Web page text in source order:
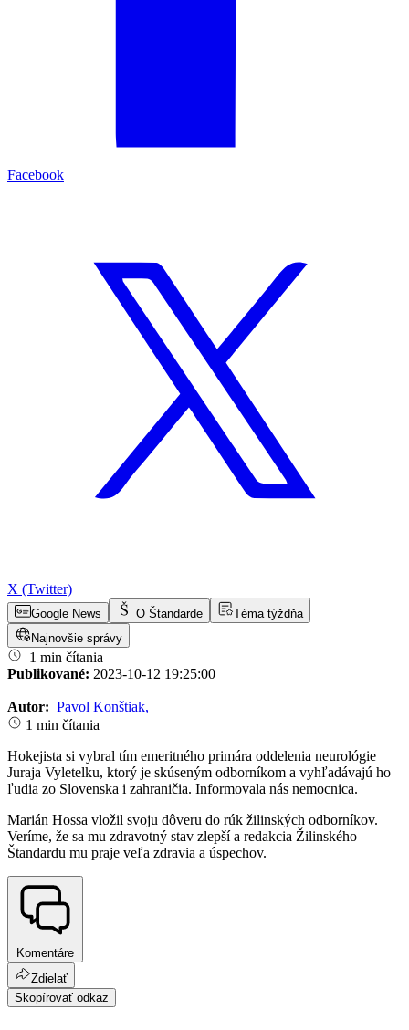
Facebook
X (Twitter)
Google News O Štandarde
Téma týždňa
Najnovšie správy
1 min čítania
Publikované: 2023-10-12 19:25:00
|
Autor: Pavol Konštiak,
1 min čítania
Hokejista si vybral tím emeritného primára oddelenia neurológie
Juraja Vyletelku, ktorý je skúseným odborníkom a vyhľadávajú ho
ľudia zo Slovenska i zahraničia. Informovala nás nemocnica.
Marián Hossa vložil svoju dôveru do rúk žilinských odborníkov.
Veríme, že sa mu zdravotný stav zlepší a redakcia Žilinského
Štandardu mu praje veľa zdravia a úspechov.
Komentáre
Zdielať
Skopírovať odkaz